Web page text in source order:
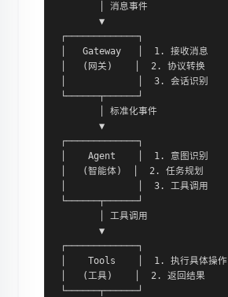
       │ 消息事件
       ▼
┌─────────────┐
│   Gateway   │  1. 接收消息
│   (网关)    │  2. 协议转换
│             │  3. 会话识别
└──────┬──────┘
       │ 标准化事件
       ▼
┌─────────────┐
│    Agent    │  1. 意图识别
│   (智能体)  │  2. 任务规划
│             │  3. 工具调用
└──────┬──────┘
       │ 工具调用
       ▼
┌─────────────┐
│    Tools    │  1. 执行具体操作
│   (工具)    │  2. 返回结果
└──────┬──────┘